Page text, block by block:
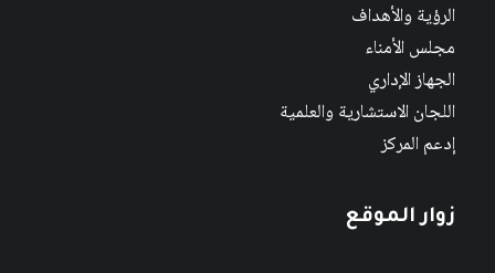
الرؤية والأهداف
مجلس الأمناء
الجهاز الإداري
اللجان الاستشارية والعلمية
إدعم المركز
زوار الموقع